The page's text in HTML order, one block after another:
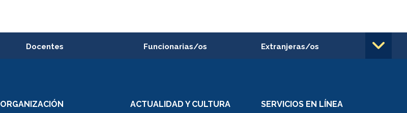
Docentes
Perfeccionamiento
Funcionarias/os
Portal de movilidad interna
Extranjeras/os
ORGANIZACIÓN ACTUALIDAD Y CULTURA SERVICIOS EN LÍNEA